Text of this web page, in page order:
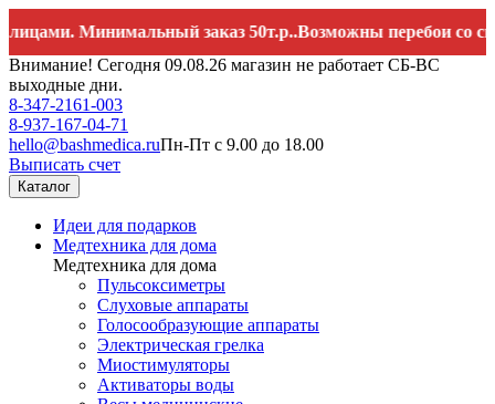
Минимальный заказ 50т.р..Возможны перебои со связью.
Внимание! Сегодня 09.08.26 магазин не работает СБ-ВС
выходные дни.
8-347-2161-003
8-937-167-04-71
hello@bashmedica.ruПн-Пт с 9.00 до 18.00
Выписать счет
Каталог
Идеи для подарков
Медтехника для дома
Медтехника для дома
Пульсоксиметры
Слуховые аппараты
Голосообразующие аппараты
Электрическая грелка
Миостимуляторы
Активаторы воды